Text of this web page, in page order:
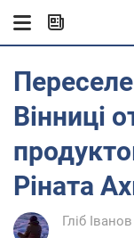
Вінниці
Ріната
Гліб Іванов